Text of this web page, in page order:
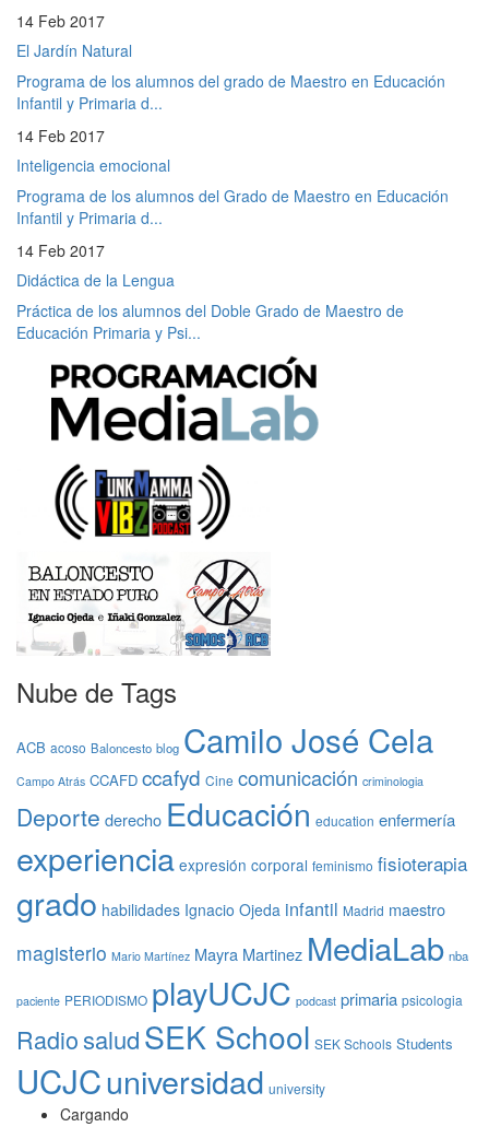
14 Feb 2017
El Jardín Natural
Programa de los alumnos del grado de Maestro en Educación
Infantil y Primaria d...
14 Feb 2017
Inteligencia emocional
Programa de los alumnos del Grado de Maestro en Educación
Infantil y Primaria d...
14 Feb 2017
Didáctica de la Lengua
Práctica de los alumnos del Doble Grado de Maestro de
Educación Primaria y Psi...
Nube de Tags
ACB acoso Baloncesto blog Camilo José Cela
Campo Atrás CCAFD ccafyd Cine comunicación criminologia
Deporte derecho Educación education enfermería
experiencia expresión corporal feminismo fisioterapia
grado habilidades Ignacio Ojeda infantil Madrid maestro
magisterio Mario Martínez Mayra Martinez MediaLab nba
paciente PERIODISMO playUCJC podcast primaria psicologia
RadiosaludSEK School SEK Schools Students
UCJCuniversidad university
Cargando